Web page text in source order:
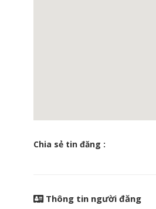
Chia sẻ tin đăng :
Thông tin người đăng